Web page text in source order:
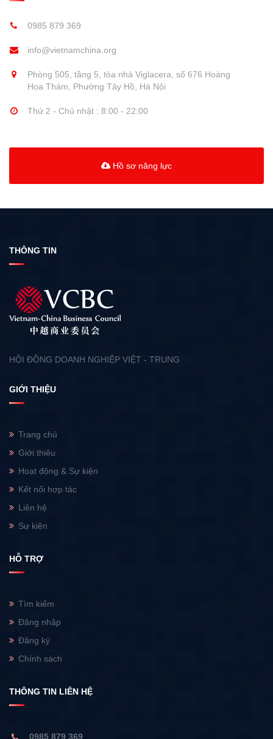
0985 879 369
info@vietnamchina.org
Phòng 505, tầng 5, tòa nhà Viglacera, số 676 Hoàng
Hoa Thám, Phường Tây Hồ, Hà Nội
Thứ 2 - Chủ nhật : 8:00 - 22:00
Hồ sơ năng lực
THÔNG TIN
HỘI ĐỒNG DOANH NGHIỆP VIỆT - TRUNG
GIỚI THIỆU
Trang chủ
Giới thiệu
Hoạt động & Sự kiện
Kết nối hợp tác
Liên hệ
Sự kiện
HỖ TRỢ
Tìm kiếm
Đăng nhập
Đăng ký
Chính sách
THÔNG TIN LIÊN HỆ
0985 879 369